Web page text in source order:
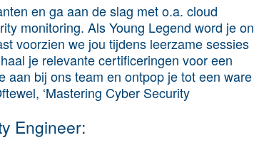
en ga aan de slag met o.a. cloud
monitoring. Als Young Legend word je on
voorzien we jou tijdens leerzame sessies
je relevante certificeringen voor een
aan bij ons team en ontpop je tot een ware
‘Mastering Cyber Security
Engineer: